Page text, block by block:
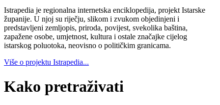
Istrapedia je regionalna internetska enciklopedija, projekt Istarske
županije. U njoj su riječju, slikom i zvukom objedinjeni i
predstavljeni zemljopis, priroda, povijest, svekolika baština,
zapažene osobe, umjetnost, kultura i ostale značajke cijelog
istarskog poluotoka, neovisno o političkim granicama.
Više o projektu Istrapedia...
Kako pretraživati